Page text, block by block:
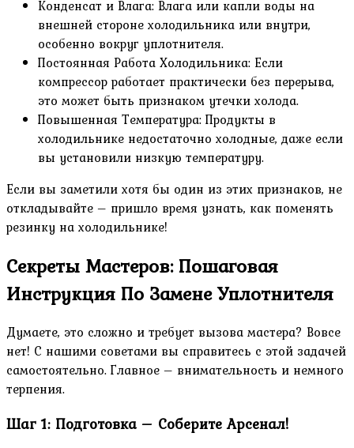
Конденсат и Влага: Влага или капли воды на
внешней стороне холодильника или внутри,
особенно вокруг уплотнителя.
Постоянная Работа Холодильника: Если
компрессор работает практически без перерыва,
это может быть признаком утечки холода.
Повышенная Температура: Продукты в
холодильнике недостаточно холодные, даже если
вы установили низкую температуру.
Если вы заметили хотя бы один из этих признаков, не
откладывайте – пришло время узнать, как поменять
резинку на холодильнике!
Секреты Мастеров: Пошаговая
Инструкция По Замене Уплотнителя
Думаете, это сложно и требует вызова мастера? Вовсе
нет! С нашими советами вы справитесь с этой задачей
самостоятельно. Главное – внимательность и немного
терпения.
Шаг 1: Подготовка – Соберите Арсенал!